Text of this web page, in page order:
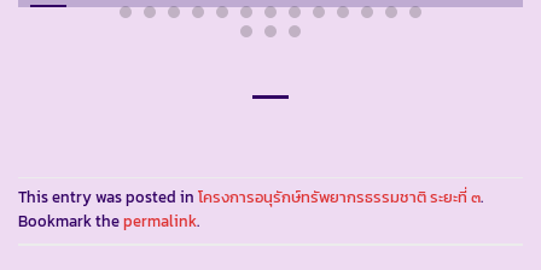
This entry was posted in โครงการอนุรักษ์ทรัพยากรธรรมชาติ ระยะที่ ๓.
Bookmark thepermalink.